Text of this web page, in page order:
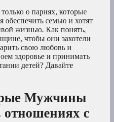
о парнях, которые
обеспечить семью и хотят
жизнью. Как понять,
чтобы они захотели
свою любовь и
здоровье и принимать
детей? Давайте
Мужчины
отношениях с